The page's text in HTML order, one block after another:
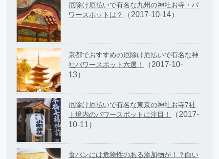
厄除け厄払いで有名な九州の神社お寺・パ
ワースポットは？
（2017-10-14）
京都でおすすめの厄除け厄払いで有名な神
社パワースポット六選！
（2017-10-
13）
厄除け厄払いで有名な東京の神社お寺7社
｜境内のパワースポットに注目！
（2017-
10-11）
食パンには危険性のある添加物が！？白い